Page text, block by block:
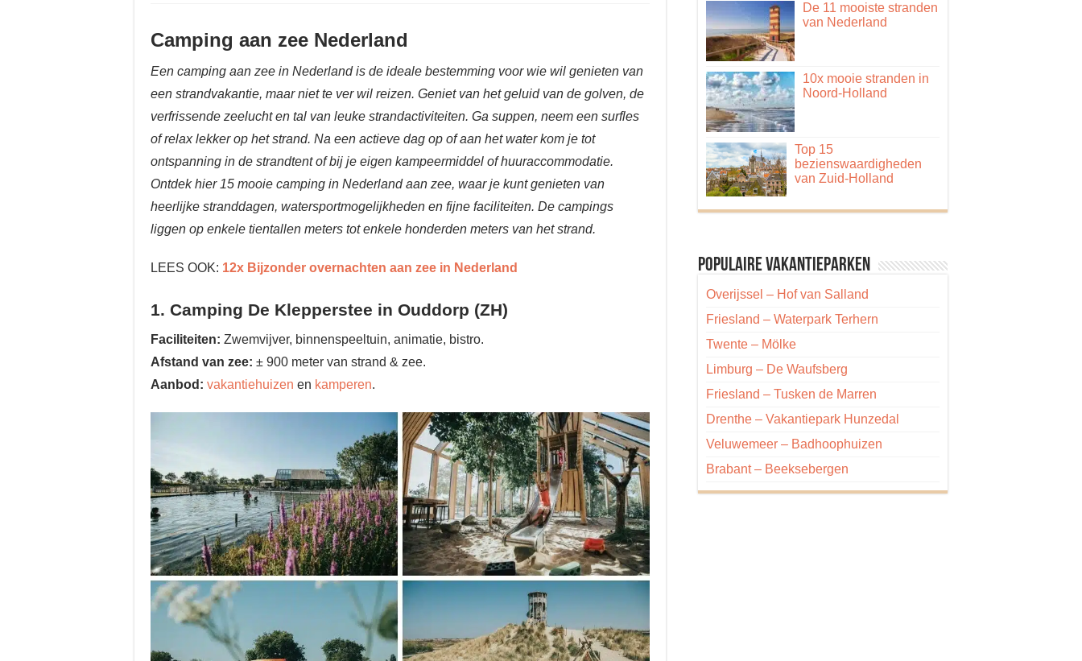
Camping aan zee Nederland
Een camping aan zee in Nederland is de ideale bestemming voor wie wil genieten van
een strandvakantie, maar niet te ver wil reizen. Geniet van het geluid van de golven, de
verfrissende zeelucht en tal van leuke strandactiviteiten. Ga suppen, neem een surfles
of relax lekker op het strand. Na een actieve dag op of aan het water kom je tot
ontspanning in de strandtent of bij je eigen kampeermiddel of huuraccommodatie.
Ontdek hier 15 mooie camping in Nederland aan zee, waar je kunt genieten van
heerlijke stranddagen, watersportmogelijkheden en fijne faciliteiten. De campings
liggen op enkele tientallen meters tot enkele honderden meters van het strand.
LEES OOK: 12x Bijzonder overnachten aan zee in Nederland
1. Camping De Klepperstee in Ouddorp (ZH)
Faciliteiten: Zwemvijver, binnenspeeltuin, animatie, bistro.
Afstand van zee: ± 900 meter van strand & zee.
Aanbod: vakantiehuizen en kamperen.
De 11 mooiste stranden
van Nederland
10x mooie stranden in
Noord-Holland
Top 15
bezienswaardigheden
van Zuid-Holland
Populaire vakantieparken
Overijssel – Hof van Salland
Friesland – Waterpark Terhern
Twente – Mölke
Limburg – De Waufsberg
Friesland – Tusken de Marren
Drenthe – Vakantiepark Hunzedal
Veluwemeer – Badhoophuizen
Brabant – Beeksebergen